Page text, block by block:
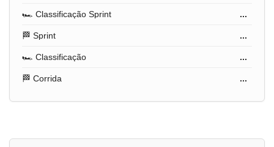
🏎️ Classificação Sprint ...
🏁 Sprint ...
🏎️ Classificação ...
🏁 Corrida ...